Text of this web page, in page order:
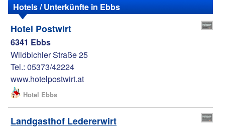
Hotels / Unterkünfte in Ebbs
Hotel Postwirt
6341 Ebbs
Wildbichler Straße 25
Tel.: 05373/42224
www.hotelpostwirt.at
Hotel Ebbs
Landgasthof Ledererwirt